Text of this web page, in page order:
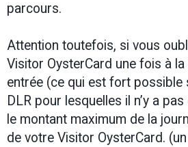
parcours.
Attention toutefois, si vous
Visitor OysterCard une fois à
entrée (ce qui est fort possible
DLR pour lesquelles il n’y a
le montant maximum de la
de votre Visitor OysterCard.